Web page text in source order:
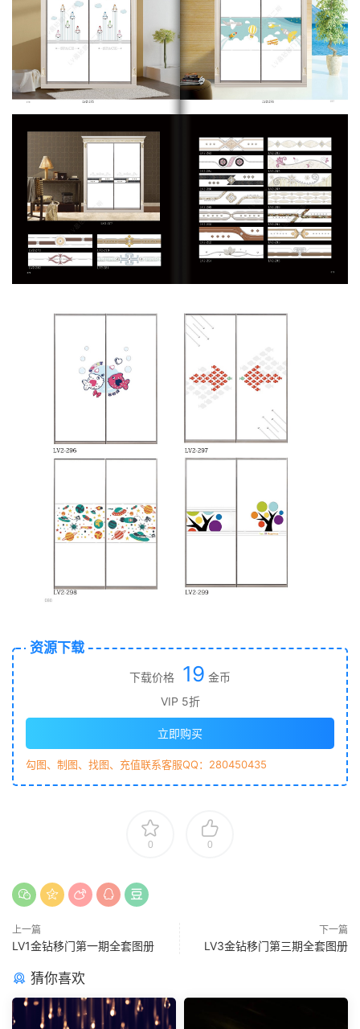
资源下载
下载价格 19 金币
VIP 5折
立即购买
勾图、制图、找图、充值联系客服QQ：280450435
0 0
上一篇
LV1金钻移门第一期全套图册
下一篇
LV3金钻移门第三期全套图册
猜你喜欢